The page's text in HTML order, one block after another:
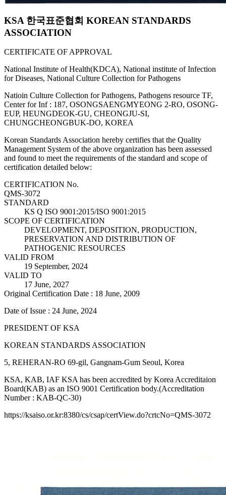
KSA 한국표준협회 KOREAN STANDARDS
ASSOCIATION
CERTIFICATE OF APPROVAL
National Institute of Health(KDCA), National institute of Infection
for Diseases, National Culture Collection for Pathogens
Natioin Culture Collection for Pathogens, Pathogens resource TF,
Center for Inf : 187, OSONGSAENGMYEONG 2-RO, OSONG-
EUP, HEUNGDEOK-GU, CHEONGJU-SI,
CHUNGCHEONGBUK-DO, KOREA
Korean Standards Association hereby certifies that the Quality
Management System of the above organization has been assessed
and found to meet the requirements of the standard and scope of
certification detailed below:
CERTIFICATION No.
QMS-3072
STANDARD
KS Q ISO 9001:2015/ISO 9001:2015
SCOPE OF CERTIFICATION
DEVELOPMENT, DEPOSITION, PRODUCTION,
PRESERVATION AND DISTRIBUTION OF
PATHOGENIC RESOURCES
VALID FROM
19 September, 2024
VALID TO
17 June, 2027
Original Certification Date : 18 June, 2009
Date of Issue : 24 June, 2024
PRESIDENT OF KSA
KOREAN STANDARDS ASSOCIATION
5, REHERAN-RO 69-gil, Gangnam-Gum Seoul, Korea
KSA, KAB, IAF KSA has been accredited by Korea Accreditaion
Board(KAB) as an ISO 9001 Certification body.(Accreditation
Number : KAB-QC-30)
https://ksaiso.or.kr:8380/cs/csap/certView.do?crtcNo=QMS-3072